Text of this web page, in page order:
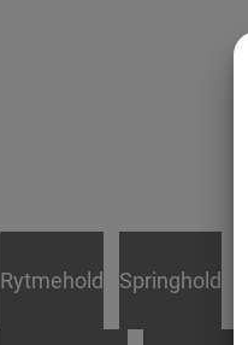
Rytmehold Springhold